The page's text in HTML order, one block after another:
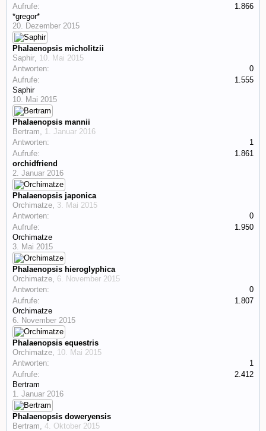
Aufrufe:
1.866
*gregor*
20. Dezember 2015
Phalaenopsis micholitzii
Saphir, 10. Mai 2015
Antworten:
0
Aufrufe:
1.555
Saphir
10. Mai 2015
Phalaenopsis mannii
Bertram, 1. Januar 2016
Antworten:
1
Aufrufe:
1.861
orchidfriend
2. Januar 2016
Phalaenopsis japonica
Orchimatze, 3. Mai 2015
Antworten:
0
Aufrufe:
1.950
Orchimatze
3. Mai 2015
Phalaenopsis hieroglyphica
Orchimatze, 6. November 2015
Antworten:
0
Aufrufe:
1.807
Orchimatze
6. November 2015
Phalaenopsis equestris
Orchimatze, 10. Mai 2015
Antworten:
1
Aufrufe:
2.412
Bertram
1. Januar 2016
Phalaenopsis doweryensis
Bertram, 4. Oktober 2015